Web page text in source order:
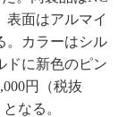
表面はアルマイ
。カラーはシル
ドに新色のピン
円（税抜
なる。